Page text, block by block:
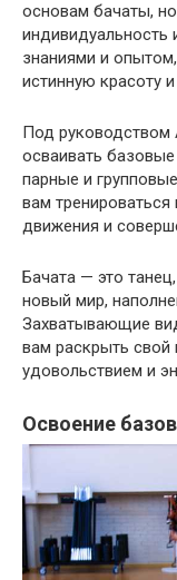
основам бачаты,
индивидуальность
знаниями и
истинную красоту
Под руководством
осваивать
парные и
вам
движения и
Бачата — это
новый мир,
Захватывающие
вам раскрыть свой
удовольствием и
Освоение